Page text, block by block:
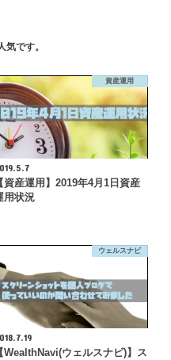
気です。
資産運用
資産運用】2019年4月1日資産
用状況
ウェルスナビ
WealthNavi(ウェルスナビ)】ス